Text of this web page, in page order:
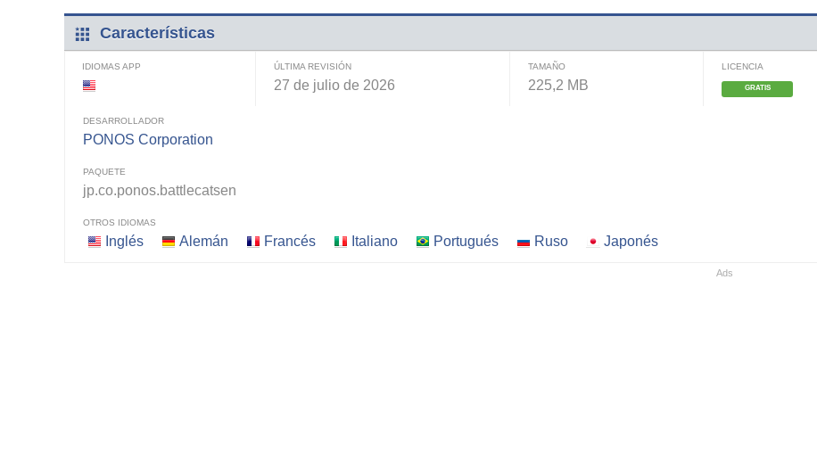
Características
IDIOMAS APP ÚLTIMA REVISIÓN
27 de julio de 2026
TAMAÑO
225,2 MB
LICENCIA
GRATIS
DESARROLLADOR
PONOS Corporation
PAQUETE
jp.co.ponos.battlecatsen
OTROS IDIOMAS
Inglés Alemán Francés Italiano Portugués Ruso Japonés